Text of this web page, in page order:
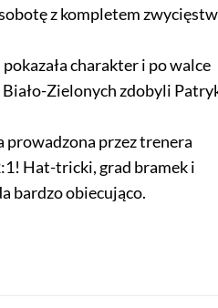
z kompletem
charakter i po walce
Zielonych zdobyli
prowadzona przez trenera
Hat-tricki, grad bramek i
bardzo obiecująco.